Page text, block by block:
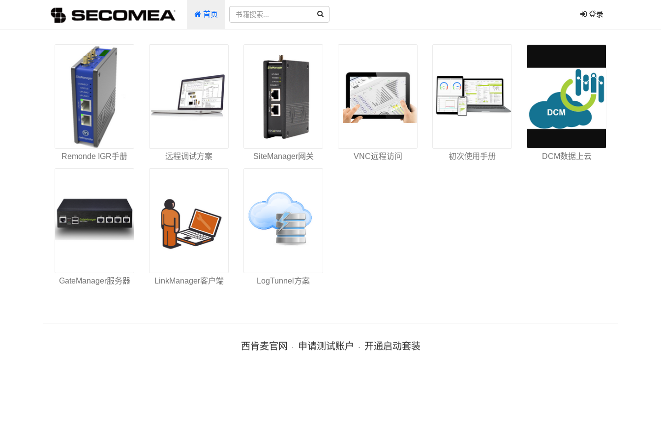
首页 登录
Remonde IGR手册 远程调试方案 SiteManager网关 VNC远程访问 初次使用手册 DCM数据上云
GateManager服务器 LinkManager客户端 LogTunnel方案
西肯麦官网 · 申请测试账户 · 开通启动套装